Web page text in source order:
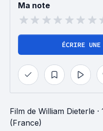
Ma note
ÉCRIRE
Film de William Dieterle
(France)